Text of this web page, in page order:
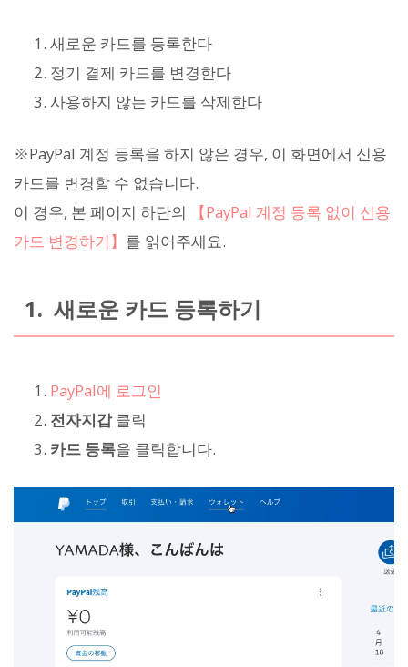
새로운 카드를 등록한다
정기 결제 카드를 변경한다
사용하지 않는 카드를 삭제한다
※PayPal 계정 등록을 하지 않은 경우, 이 화면에서 신용
카드를 변경할 수 없습니다.
이 경우, 본 페이지 하단의
【PayPal 계정 등록 없이 신용
카드 변경하기】 를 읽어주세요.
1. 새로운 카드 등록하기
PayPal에 로그인
전자지갑클릭
카드 등록을 클릭합니다.